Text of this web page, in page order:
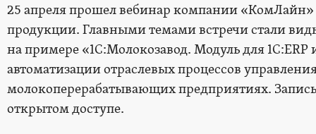
25 апреля прошел вебинар компании
продукции. Главными темами встречи стали
на примере «1С:Молокозавод. Модуль для
автоматизации отраслевых процессов
молокоперерабатывающих предприятиях.
открытом доступе.